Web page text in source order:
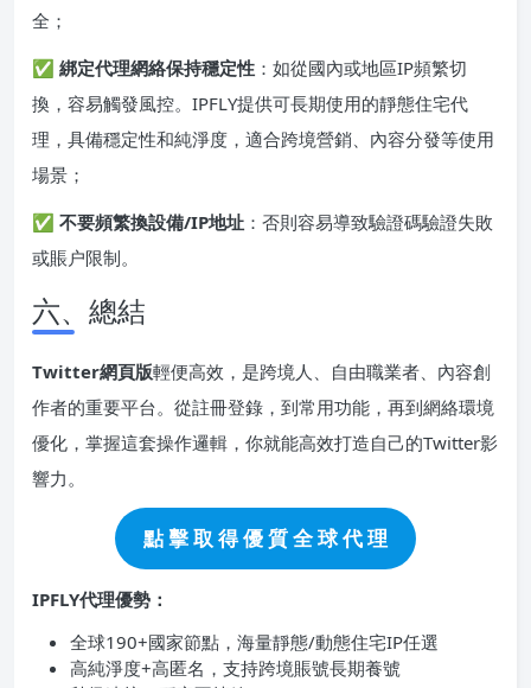
全；
✅ 綁定代理網絡保持穩定性 ：如從國內或地區IP頻繁切
換，容易觸發風控。IPFLY提供可長期使用的靜態住宅代
理，具備穩定性和純淨度，適合跨境營銷、內容分發等使用
場景；
✅ 不要頻繁換設備/IP地址 ：否則容易導致驗證碼驗證失敗
或賬户限制。
六、總結
Twitter網頁版輕便高效，是跨境人、自由職業者、內容創
作者的重要平台。從註冊登錄，到常用功能，再到網絡環境
優化，掌握這套操作邏輯，你就能高效打造自己的Twitter影
響力。
點 擊 取 得 優 質 全 球 代 理
IPFLY代理優勢：
全球190+國家節點，海量靜態/動態住宅IP任選
高純淨度+高匿名，支持跨境賬號長期養號